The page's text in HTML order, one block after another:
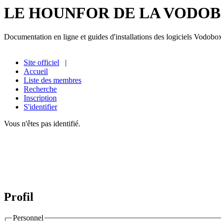
LE HOUNFOR DE LA
Documentation en ligne et guides d'installations des logiciels
Site officiel |
Accueil
Liste des membres
Recherche
Inscription
S'identifier
Vous n'êtes pas identifié.
Profil
Personnel